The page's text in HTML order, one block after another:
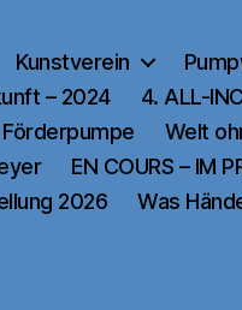
Kunstverein
– 2024
4. ALL-
Welt
EN COURS – IM
2026
Was